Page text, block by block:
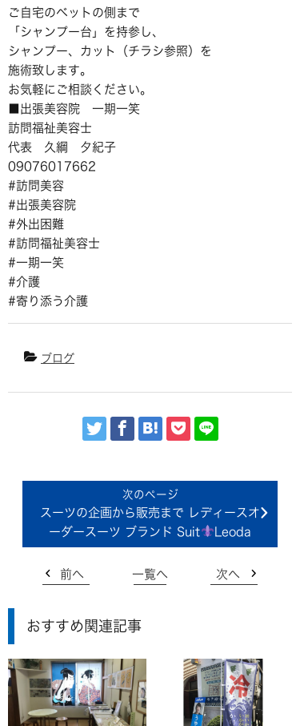
ご自宅のベットの側まで
「シャンプー台」を持参し、
シャンプー、カット（チラシ参照）を
施術致します。
お気軽にご相談ください。
■出張美容院 一期一笑
訪問福祉美容士
代表 久綱 夕紀子
09076017662
#訪問美容
#出張美容院
#外出困難
#訪問福祉美容士
#一期一笑
#介護
#寄り添う介護
ブログ
スーツの企画から販売まで レディースオ
ーダースーツ ブランド Suit
Leoda
前へ 一覧へ 次へ
おすすめ関連記事